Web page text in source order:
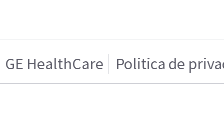
GE HealthCare Politica de